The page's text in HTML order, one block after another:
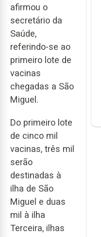
afirmou o
secretário da
Saúde,
referindo-se ao
primeiro lote de
vacinas
chegadas a São
Miguel.
Do primeiro lote
de cinco mil
vacinas, três mil
serão
destinadas à
ilha de São
Miguel e duas
mil à ilha
Terceira, ilhas